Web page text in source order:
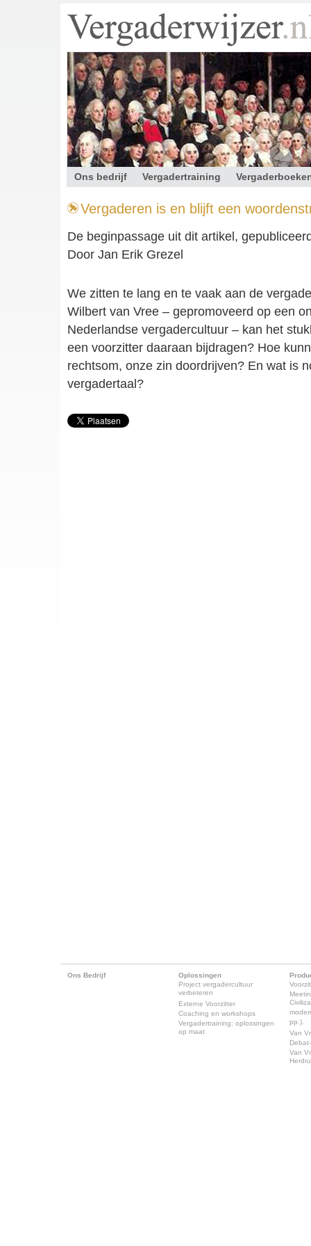
Ons bedrijf Vergadertraining
Contact
Vergaderen is en blijft een
De beginpassage uit dit artikel,
Door Jan Erik Grezel
We zitten te lang en te vaak aan de
Wilbert van Vree – gepromoveerd op een
Nederlandse vergadercultuur – kan het
een voorzitter daaraan bijdragen? Hoe
rechtsom, onze zin doordrijven? En wat is
vergadertaal?
Ons Bedrijf
Oplossingen
Project vergadercultuur
verbeteren
Externe Voorzitter
Coaching en workshops
Vergadertraining: oplossingen
op maat
pp.).
Van
Van